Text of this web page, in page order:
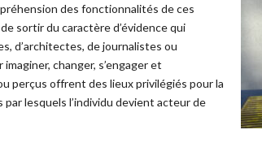
des fonctionnalités de ces
sortir du caractère d’évidence qui
d’architectes, de journalistes ou
changer, s’engager et
perçus offrent des lieux privilégiés pour la
lesquels l’individu devient acteur de